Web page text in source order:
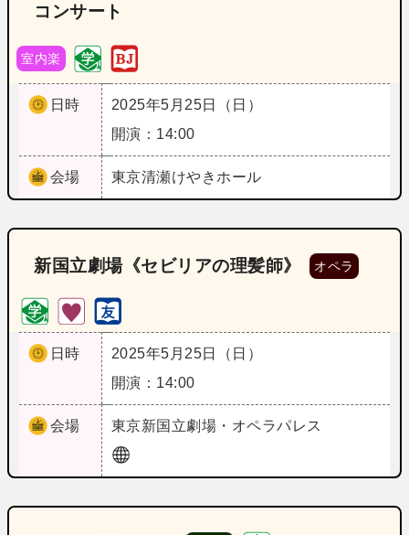
コンサート
室内楽
日時
2025年5月25日（日）
開演：14:00
会場 東京清瀬けやきホール
新国立劇場《セビリアの理髪師》 オペラ
日時
2025年5月25日（日）
開演：14:00
会場 東京新国立劇場・オペラパレス